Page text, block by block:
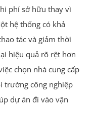
phí sở hữu thay vì
hệ thống có khả
tác và giảm thời
hiệu quả rõ rệt hơn
chọn nhà cung cấp
trường công nghiệp
dự án đi vào vận